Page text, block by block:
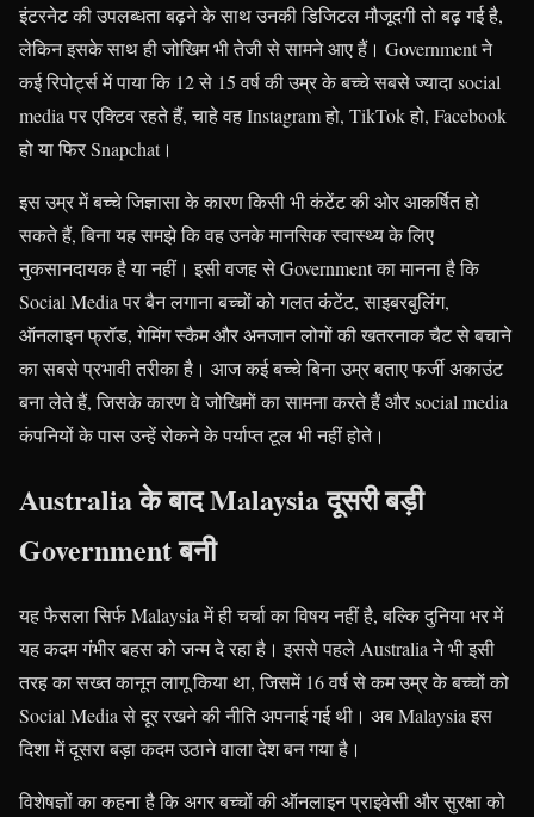
इंटरनेट की उपलब्धता बढ़ने के साथ उनकी डिजिटल मौजूदगी तो बढ़ गई है,
लेकिन इसके साथ ही जोखिम भी तेजी से सामने आए हैं। Government ने
कई रिपोर्ट्स में पाया कि 12 से 15 वर्ष की उम्र के बच्चे सबसे ज्यादा social
media पर एक्टिव रहते हैं, चाहे वह Instagram हो, TikTok हो, Facebook
हो या फिर Snapchat।
इस उम्र में बच्चे जिज्ञासा के कारण किसी भी कंटेंट की ओर आकर्षित हो
सकते हैं, बिना यह समझे कि वह उनके मानसिक स्वास्थ्य के लिए
नुकसानदायक है या नहीं। इसी वजह से Government का मानना है कि
Social Media पर बैन लगाना बच्चों को गलत कंटेंट, साइबरबुलिंग,
ऑनलाइन फ्रॉड, गेमिंग स्कैम और अनजान लोगों की खतरनाक चैट से बचाने
का सबसे प्रभावी तरीका है। आज कई बच्चे बिना उम्र बताए फर्जी अकाउंट
बना लेते हैं, जिसके कारण वे जोखिमों का सामना करते हैं और social media
कंपनियों के पास उन्हें रोकने के पर्याप्त टूल भी नहीं होते।
Australia के बाद Malaysia दूसरी बड़ी
Government बनी
यह फैसला सिर्फ Malaysia में ही चर्चा का विषय नहीं है, बल्कि दुनिया भर में
यह कदम गंभीर बहस को जन्म दे रहा है। इससे पहले Australia ने भी इसी
तरह का सख्त कानून लागू किया था, जिसमें 16 वर्ष से कम उम्र के बच्चों को
Social Media से दूर रखने की नीति अपनाई गई थी। अब Malaysia इस
दिशा में दूसरा बड़ा कदम उठाने वाला देश बन गया है।
विशेषज्ञों का कहना है कि अगर बच्चों की ऑनलाइन प्राइवेसी और सुरक्षा को